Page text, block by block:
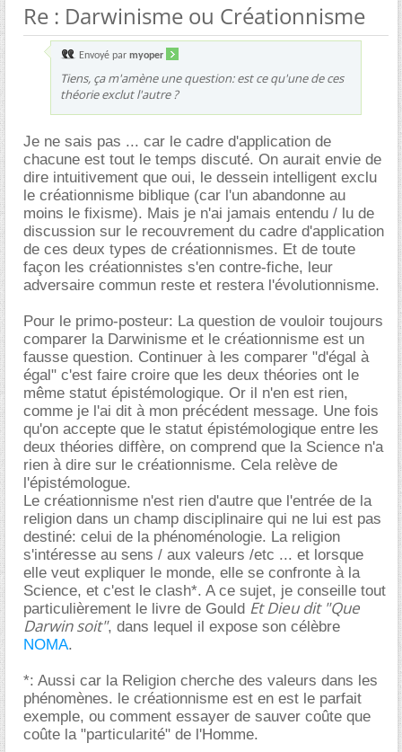
Re : Darwinisme ou Créationnisme
Envoyé par myoper
Tiens, ça m'amène une question: est ce qu'une de ces
théorie exclut l'autre ?
Je ne sais pas ... car le cadre d'application de
chacune est tout le temps discuté. On aurait envie de
dire intuitivement que oui, le dessein intelligent exclu
le créationnisme biblique (car l'un abandonne au
moins le fixisme). Mais je n'ai jamais entendu / lu de
discussion sur le recouvrement du cadre d'application
de ces deux types de créationnismes. Et de toute
façon les créationnistes s'en contre-fiche, leur
adversaire commun reste et restera l'évolutionnisme.
Pour le primo-posteur: La question de vouloir toujours
comparer la Darwinisme et le créationnisme est un
fausse question. Continuer à les comparer "d'égal à
égal" c'est faire croire que les deux théories ont le
même statut épistémologique. Or il n'en est rien,
comme je l'ai dit à mon précédent message. Une fois
qu'on accepte que le statut épistémologique entre les
deux théories diffère, on comprend que la Science n'a
rien à dire sur le créationnisme. Cela relève de
l'épistémologue.
Le créationnisme n'est rien d'autre que l'entrée de la
religion dans un champ disciplinaire qui ne lui est pas
destiné: celui de la phénoménologie. La religion
s'intéresse au sens / aux valeurs /etc ... et lorsque
elle veut expliquer le monde, elle se confronte à la
Science, et c'est le clash*. A ce sujet, je conseille tout
particulièrement le livre de Gould Et Dieu dit "Que
Darwin soit", dans lequel il expose son célèbre
NOMA.
*: Aussi car la Religion cherche des valeurs dans les
phénomènes. le créationnisme est en est le parfait
exemple, ou comment essayer de sauver coûte que
coûte la "particularité" de l'Homme.